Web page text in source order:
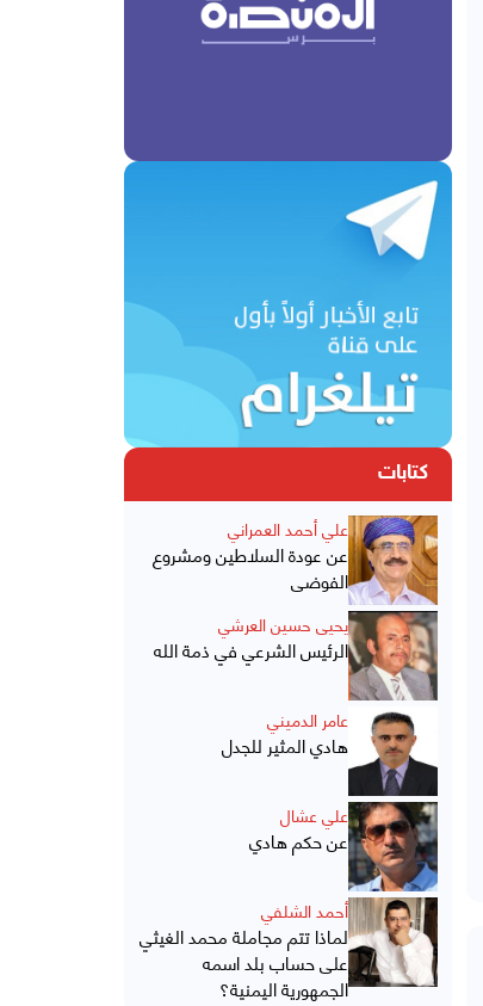
كتابات
علي أحمد العمراني
عن عودة السلاطين ومشروع
الفوضى
يحيى حسين العرشي
الرئيس الشرعي في ذمة الله
عامر الدميني
هادي المثير للجدل
علي عشال
عن حكم هادي
أحمد الشلفي
لماذا تتم مجاملة محمد الغيثي
على حساب بلد اسمه
الجمهورية اليمنية؟